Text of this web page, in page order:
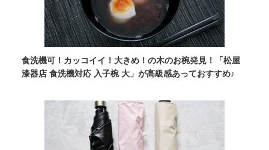
食洗機可！カッコイイ！大きめ！の木のお椀発見！「松屋
漆器店 食洗機対応 入子椀 大」が高級感あっておすすめ♪